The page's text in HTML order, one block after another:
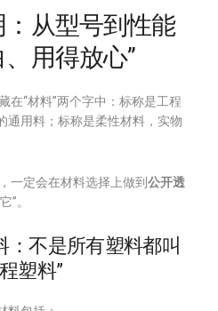
从型号到性能
、用得放心”
在“材料”两个字中：标称是工程
通用料；标称是柔性材料，实物
，一定会在材料选择上做到 公开透
”。
：不是所有塑料都叫
塑料”